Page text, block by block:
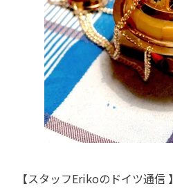
【スタッフErikoのドイツ通信 】